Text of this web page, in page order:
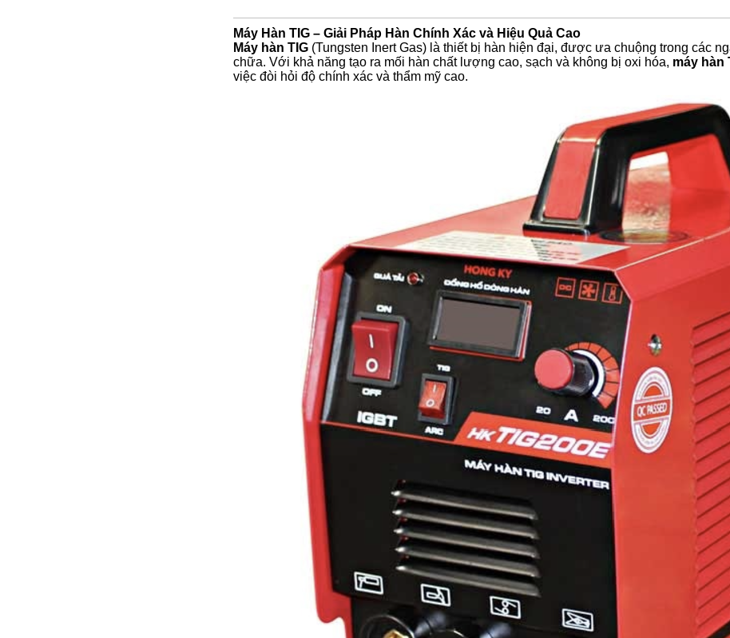
Máy Hàn TIG – Giải Pháp Hàn Chính Xác và Hiệu Quả Cao
Máy hàn TIG (Tungsten Inert Gas) là thiết bị hàn hiện đại, được ưa chuộng trong các
chữa. Với khả năng tạo ra mối hàn chất lượng cao, sạch và không bị oxi hóa, máy hàn
việc đòi hỏi độ chính xác và thẩm mỹ cao.